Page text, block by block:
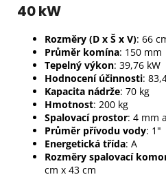
40 kW
Rozměry (D x Š x V): 66
Průměr komína: 150 mm
Tepelný výkon: 39,76 kW
Hodnocení účinnosti:
Kapacita nádrže: 70 kg
Hmotnost: 200 kg
Spalovací prostor: 4 mm
Průměr přívodu vody: 1"
Energetická třída: A
Rozměry spalovací
cm x 43 cm